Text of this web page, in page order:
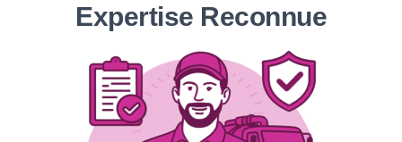
Expertise Reconnue